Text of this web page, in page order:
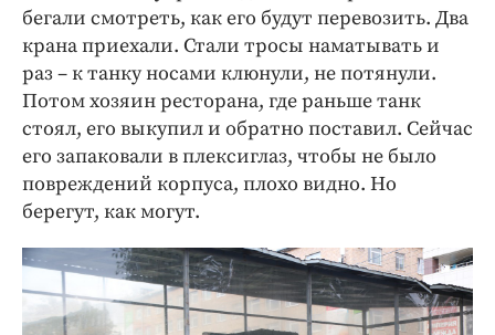
бегали смотреть, как его будут перевозить. Два
крана приехали. Стали тросы наматывать и
раз – к танку носами клюнули, не потянули.
Потом хозяин ресторана, где раньше танк
стоял, его выкупил и обратно поставил. Сейчас
его запаковали в плексиглаз, чтобы не было
повреждений корпуса, плохо видно. Но
берегут, как могут.